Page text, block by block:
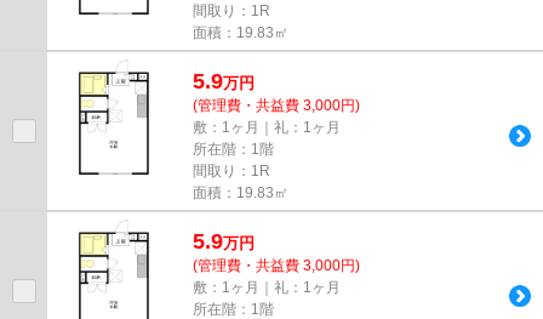
間取り：1R
面積：19.83㎡
5.9万円
(管理費・共益費 3,000円)
敷：1ヶ月｜礼：1ヶ月
所在階：1階
間取り：1R
面積：19.83㎡
5.9万円
(管理費・共益費 3,000円)
敷：1ヶ月｜礼：1ヶ月
所在階：1階